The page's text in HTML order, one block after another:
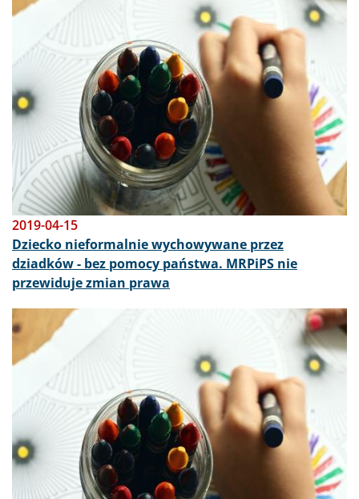
2019-04-15
Dziecko nieformalnie wychowywane przez
dziadków - bez pomocy państwa. MRPiPS nie
przewiduje zmian prawa
Obraz